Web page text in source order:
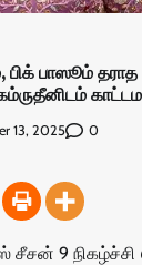
பாஸூம் தராத
13, 2025 0
சீசன் 9